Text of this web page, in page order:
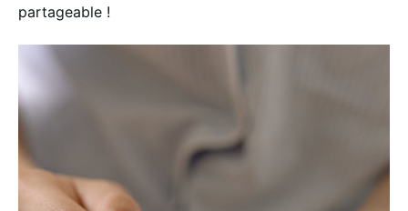
partageable !